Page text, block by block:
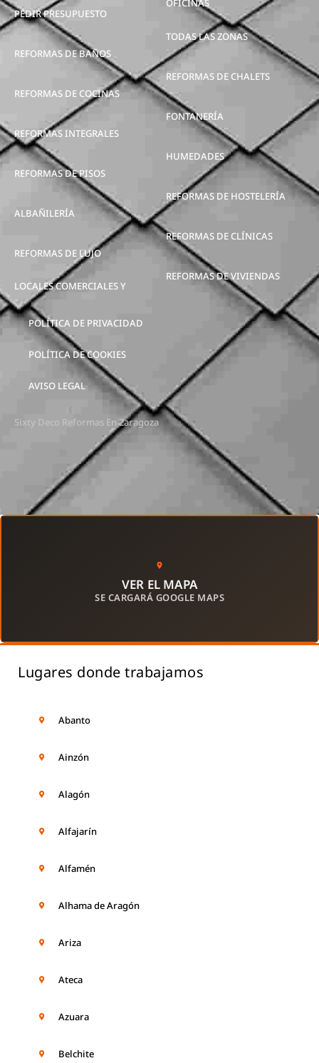
PEDIR PRESUPUESTO
REFORMAS DE BAÑOS
REFORMAS DE COCINAS
REFORMAS INTEGRALES
REFORMAS DE PISOS
ALBAÑILERÍA
REFORMAS DE LUJO
LOCALES COMERCIALES Y
OFICINAS
TODAS LAS ZONAS
REFORMAS DE CHALETS
FONTANERÍA
HUMEDADES
REFORMAS DE HOSTELERÍA
REFORMAS DE CLÍNICAS
REFORMAS DE VIVIENDAS
POLÍTICA DE PRIVACIDAD
POLÍTICA DE COOKIES
AVISO LEGAL
Sixty Deco Reformas En Zaragoza
VER EL MAPA
SE CARGARÁ GOOGLE MAPS
Lugares donde trabajamos
Abanto
Ainzón
Alagón
Alfajarín
Alfamén
Alhama de Aragón
Ariza
Ateca
Azuara
Belchite